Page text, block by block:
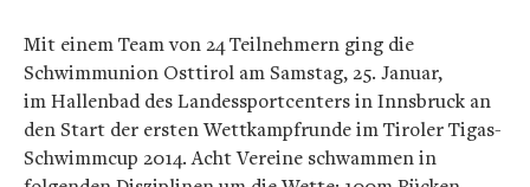
Mit einem Team von 24 Teilnehmern ging die
Schwimmunion Osttirol am Samstag, 25. Januar,
im Hallenbad des Landessportcenters in Innsbruck an
den Start der ersten Wettkampfrunde im Tiroler Tigas-
Schwimmcup 2014. Acht Vereine schwammen in